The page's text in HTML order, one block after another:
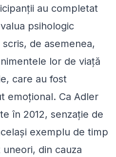
au completat
psihologic
de asemenea,
lor de viață
care au fost
emoțional. Ca Adler
în 2012, senzație de
exemplu de timp
din cauza